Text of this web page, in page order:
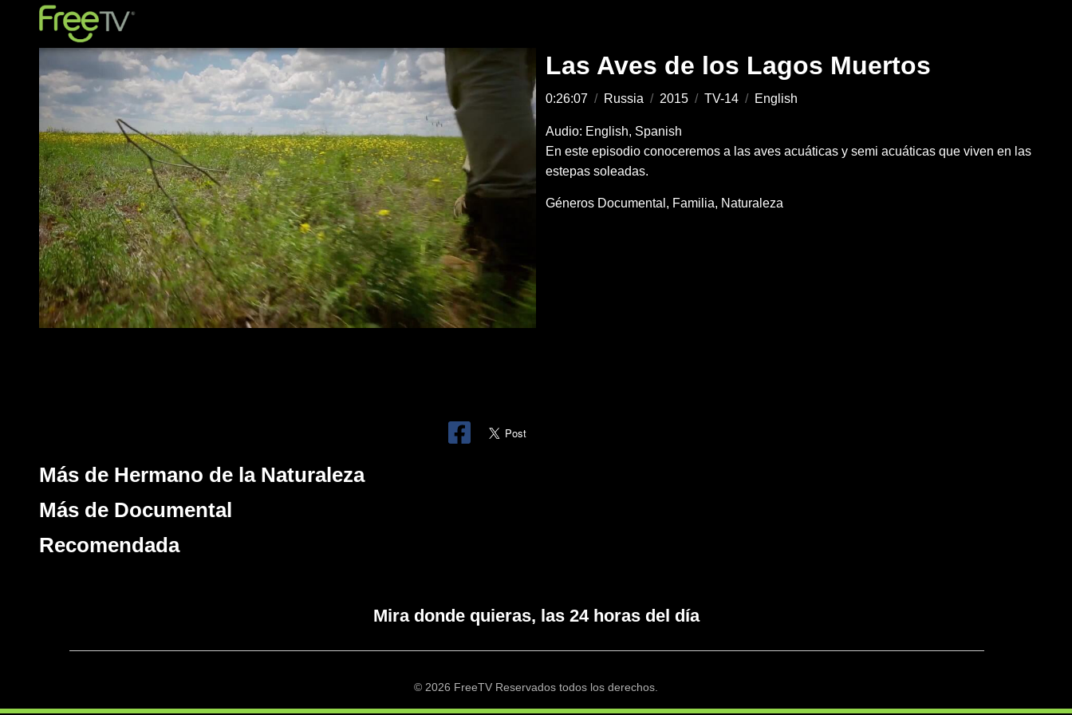
Las Aves de los Lagos Muertos
0:26:07 / Russia / 2015 / TV-14 / English
Audio: English, Spanish
En este episodio conoceremos a las aves acuáticas y semi acuáticas que viven en las
estepas soleadas.
Géneros Documental Familia Naturaleza
Más de Hermano de la Naturaleza
Más de Documental
Recomendada
Mira donde quieras, las 24 horas del día
© 2026 FreeTV Reservados todos los derechos.